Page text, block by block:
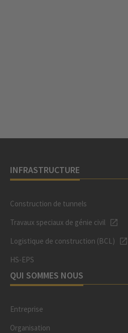
INFRASTRUCTURE
Construction de tunnels
Travaux speciaux de génie civil
Logistique de construction (BCL)
HS-EPS
QUI SOMMES NOUS
Entreprise
Organisation